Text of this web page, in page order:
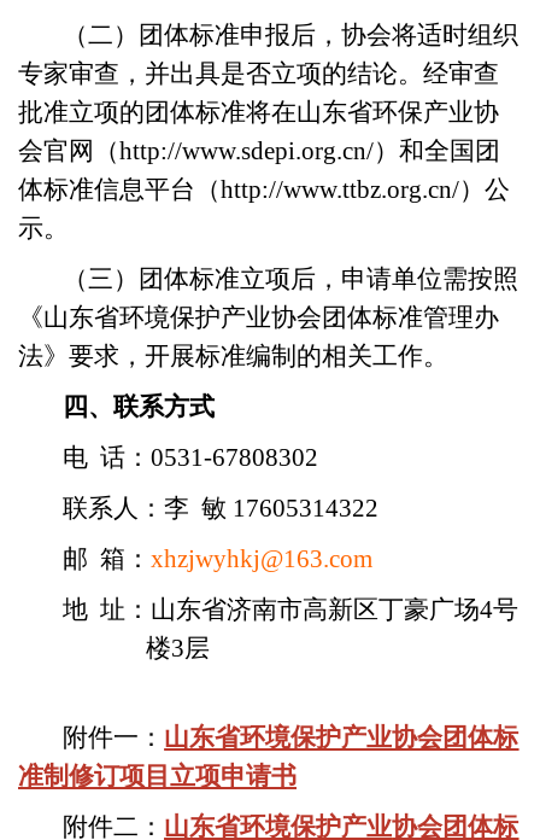
（二）团体标准申报后，协会将适时组织
专家审查，并出具是否立项的结论。经审查
批准立项的团体标准将在山东省环保产业协
会官网（http://www.sdepi.org.cn/）和全国团
体标准信息平台（http://www.ttbz.org.cn/）公
示。
（三）团体标准立项后，申请单位需按照
《山东省环境保护产业协会团体标准管理办
法》 要求，开展标准编制的相关工作。
四、联系方式
电 话：0531-67808302
联系人：李 敏 17605314322
邮 箱：xhzjwyhkj@163.com
地 址：山东省济南市高新区丁豪广场4号
楼3层
附件一 ： 山东省环境保护产业协会团体标
准制修订项目立项申请书
附件二 ： 山东省环境保护产业协会团体标